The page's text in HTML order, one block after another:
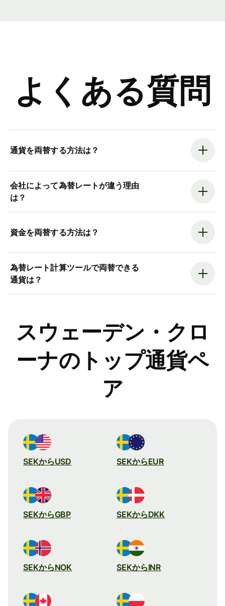
よくある質問
通貨を両替する方法は？
会社によって為替レートが違う理由
は？
資金を両替する方法は？
為替レート計算ツールで両替できる
通貨は？
スウェーデン・クロ
ーナのトップ通貨ペ
ア
SEKからUSD SEKからEUR
SEKからGBP SEKからDKK
SEKからNOK SEKからINR